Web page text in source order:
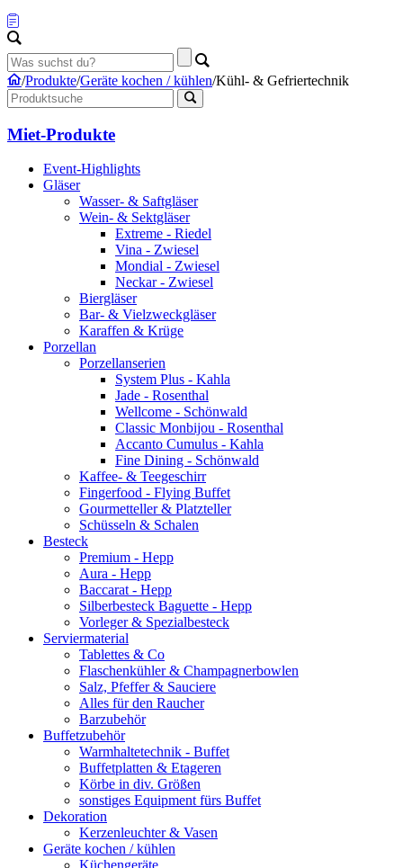
/Produkte/Geräte kochen / kühlen/Kühl- & Gefriertechnik
Miet-Produkte
Event-Highlights
Gläser
Wasser- & Saftgläser
Wein- & Sektgläser
Extreme - Riedel
Vina - Zwiesel
Mondial - Zwiesel
Neckar - Zwiesel
Biergläser
Bar- & Vielzweckgläser
Karaffen & Krüge
Porzellan
Porzellanserien
System Plus - Kahla
Jade - Rosenthal
Wellcome - Schönwald
Classic Monbijou - Rosenthal
Accanto Cumulus - Kahla
Fine Dining - Schönwald
Kaffee- & Teegeschirr
Fingerfood - Flying Buffet
Gourmetteller & Platzteller
Schüsseln & Schalen
Besteck
Premium - Hepp
Aura - Hepp
Baccarat - Hepp
Silberbesteck Baguette - Hepp
Vorleger & Spezialbesteck
Serviermaterial
Tablettes & Co
Flaschenkühler & Champagnerbowlen
Salz, Pfeffer & Sauciere
Alles für den Raucher
Barzubehör
Buffetzubehör
Warmhaltetechnik - Buffet
Buffetplatten & Etageren
Körbe in div. Größen
sonstiges Equipment fürs Buffet
Dekoration
Kerzenleuchter & Vasen
Geräte kochen / kühlen